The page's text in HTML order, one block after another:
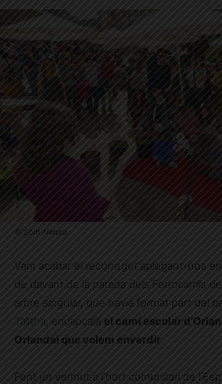
© Som Natura
Vam acabar el recorregut aplegant-nos
de davant de la parada dels Ferrocarrils
arbre singular, que havia format part del
Talitha, encapçala el camí escolar
Orlandai que volem enverdir
Fent un vermut a l’hort comunitari de